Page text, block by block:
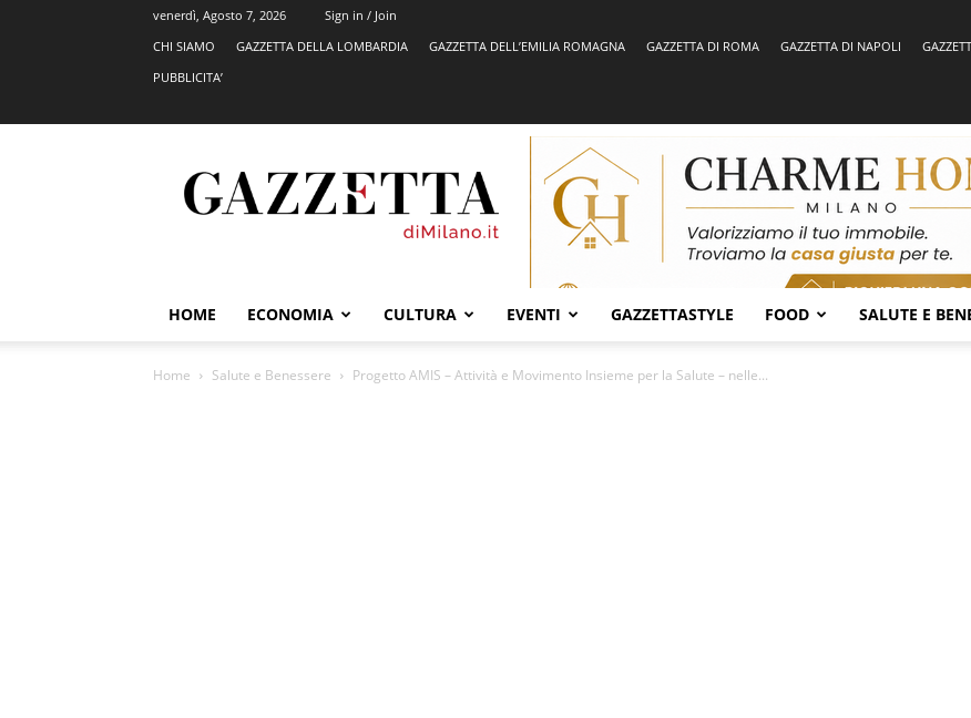
venerdì, Agosto 7, 2026
Sign in / Join
CHI SIAMO
GAZZETTA DELLA LOMBARDIA GAZZETTA DELL’EMILIA ROMAGNA GAZZETTA DI ROMA GAZZETTA DI NAPOLI
PUBBLICITA’
HOME ECONOMIA CULTURA EVENTI GAZZETTASTYLE FOOD SALUTE E
Home Salute e Benessere Progetto AMIS – Attività e Movimento Insieme per la Salute – nelle...